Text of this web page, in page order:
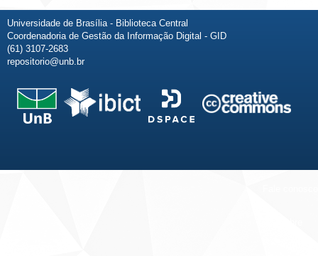
Universidade de Brasília - Biblioteca Central
Coordenadoria de Gestão da Informação Digital - GID
(61) 3107-2683
repositorio@unb.br